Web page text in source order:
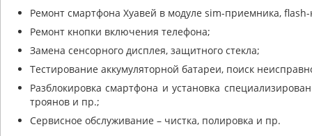
Ремонт смартфона Хуавей в модуле sim-приемника, flash-
Ремонт кнопки включения телефона;
Замена сенсорного дисплея, защитного стекла;
Тестирование аккумуляторной батареи, поиск
Разблокировка смартфона и установка
троянов и пр.;
Сервисное обслуживание – чистка, полировка и пр.